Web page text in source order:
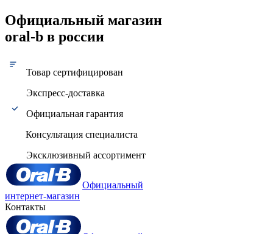
Официальный магазин
oral-b в россии
Товар сертифицирован
Экспресс-доставка
Официальная гарантия
Консультация специалиста
Эксклюзивный ассортимент
Официальный
интернет-магазин
Контакты